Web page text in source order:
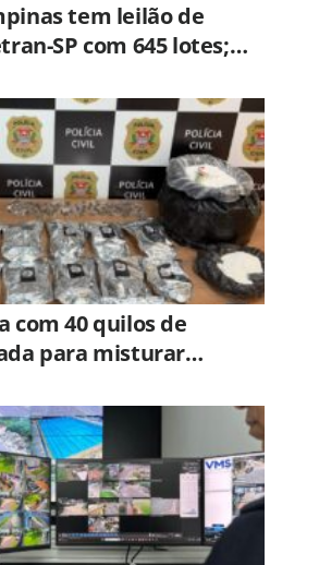
tem leilão de
SP com 645 lotes;
com 40 quilos de
para misturar